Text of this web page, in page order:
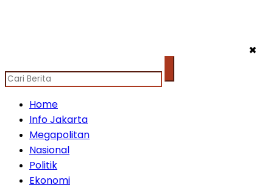
✖
Home
Info Jakarta
Megapolitan
Nasional
Politik
Ekonomi